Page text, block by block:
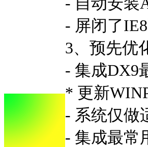
- 屏闭了
3、预先优
- 集成DX9
* 更新
- 系统仅做
- 集成最常